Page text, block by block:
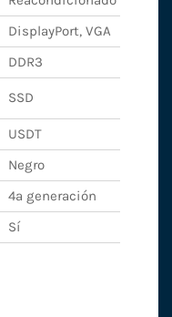
DisplayPort, VGA
DDR3
SSD
USDT
Negro
4ª generación
Sí